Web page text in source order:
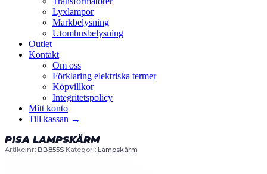
Lyxlampor
Markbelysning
Utomhusbelysning
Outlet
Kontakt
Om oss
Förklaring elektriska termer
Köpvillkor
Integritetspolicy
Mitt konto
Till kassan →
PISA LAMPSKÄRM
Artikelnr: BB855S Kategori: Lampskärm